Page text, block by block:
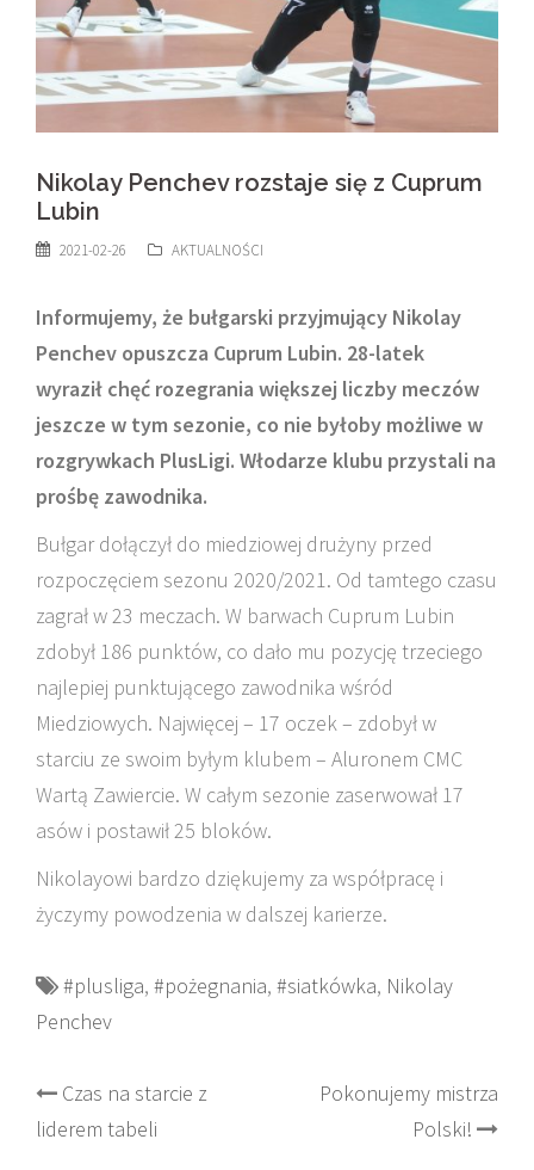
Nikolay Penchev rozstaje się z Cuprum
Lubin
2021-02-26 AKTUALNOŚCI
Informujemy, że bułgarski przyjmujący Nikolay
Penchev opuszcza Cuprum Lubin. 28-latek
wyraził chęć rozegrania większej liczby meczów
jeszcze w tym sezonie, co nie byłoby możliwe w
rozgrywkach PlusLigi. Włodarze klubu przystali na
prośbę zawodnika.
Bułgar dołączył do miedziowej drużyny przed
rozpoczęciem sezonu 2020/2021. Od tamtego czasu
zagrał w 23 meczach. W barwach Cuprum Lubin
zdobył 186 punktów, co dało mu pozycję trzeciego
najlepiej punktującego zawodnika wśród
Miedziowych. Najwięcej – 17 oczek – zdobył w
starciu ze swoim byłym klubem – Aluronem CMC
Wartą Zawiercie. W całym sezonie zaserwował 17
asów i postawił 25 bloków.
Nikolayowi bardzo dziękujemy za współpracę i
życzymy powodzenia w dalszej karierze.
#plusliga, #pożegnania, #siatkówka, Nikolay
Penchev
Post
navigation
Czas na starcie z
liderem tabeli
Pokonujemy mistrza
Polski!